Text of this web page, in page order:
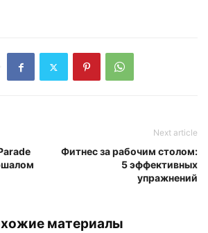
Next article
Фитнес за рабочим столом:
5 эффективных
упражнений
материалы